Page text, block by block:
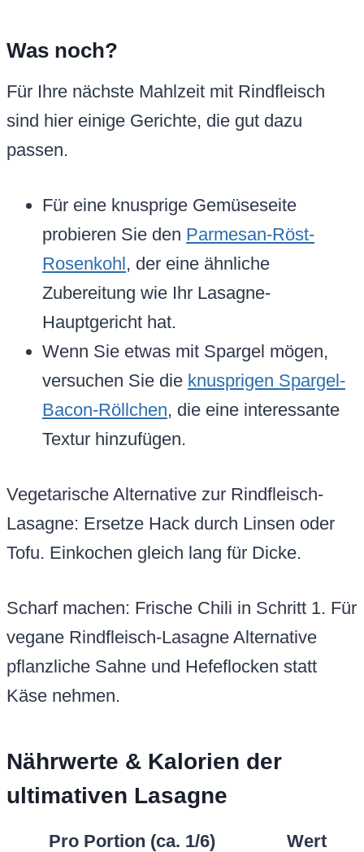
Was noch?
Für Ihre nächste Mahlzeit mit Rindfleisch
sind hier einige Gerichte, die gut dazu
passen.
Für eine knusprige Gemüseseite
probieren Sie den Parmesan-Röst-
Rosenkohl , der eine ähnliche
Zubereitung wie Ihr Lasagne-
Hauptgericht hat.
Wenn Sie etwas mit Spargel mögen,
versuchen Sie die knusprigen Spargel-
Bacon-Röllchen, die eine interessante
Textur hinzufügen.
Vegetarische Alternative zur Rindfleisch-
Lasagne: Ersetze Hack durch Linsen oder
Tofu. Einkochen gleich lang für Dicke.
Scharf machen: Frische Chili in Schritt 1. Für
vegane Rindfleisch-Lasagne Alternative
pflanzliche Sahne und Hefeflocken statt
Käse nehmen.
Nährwerte & Kalorien der
ultimativen Lasagne
Pro Portion (ca. 1/6) Wert